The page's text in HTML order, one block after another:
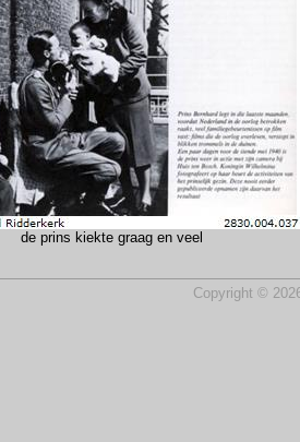
de prins kiekte graag en veel
Copyright ©